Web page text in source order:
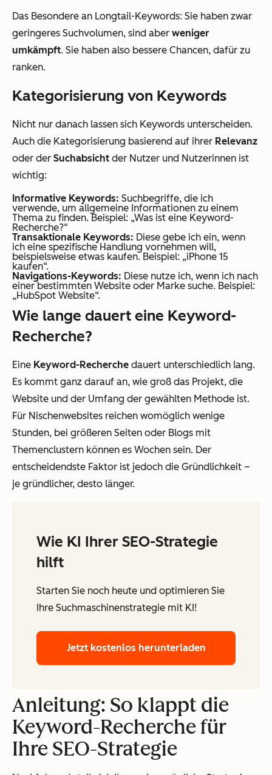
Das Besondere an Longtail-Keywords: Sie haben zwar
geringeres Suchvolumen, sind aber weniger
umkämpft. Sie haben also bessere Chancen, dafür zu
ranken.
Kategorisierung von Keywords
Nicht nur danach lassen sich Keywords unterscheiden.
Auch die Kategorisierung basierend auf ihrer Relevanz
oder der Suchabsicht der Nutzer und Nutzerinnen ist
wichtig:
Informative Keywords: Suchbegriffe, die ich
verwende, um allgemeine Informationen zu einem
Thema zu finden. Beispiel: „Was ist eine Keyword-
Recherche?“
Transaktionale Keywords: Diese gebe ich ein, wenn
ich eine spezifische Handlung vornehmen will,
beispielsweise etwas kaufen. Beispiel: „iPhone 15
kaufen“.
Navigations-Keywords: Diese nutze ich, wenn ich nach
einer bestimmten Website oder Marke suche. Beispiel:
„HubSpot Website“.
Wie lange dauert eine Keyword-
Recherche?
Eine Keyword-Recherche dauert unterschiedlich lang.
Es kommt ganz darauf an, wie groß das Projekt, die
Website und der Umfang der gewählten Methode ist.
Für Nischenwebsites reichen womöglich wenige
Stunden, bei größeren Seiten oder Blogs mit
Themenclustern können es Wochen sein. Der
entscheidendste Faktor ist jedoch die Gründlichkeit –
je gründlicher, desto länger.
Wie KI Ihrer SEO-Strategie
hilft
Starten Sie noch heute und optimieren Sie
Ihre Suchmaschinenstrategie mit KI!
Jetzt kostenlos herunterladen
Anleitung: So klappt die
Keyword-Recherche für
Ihre SEO-Strategie